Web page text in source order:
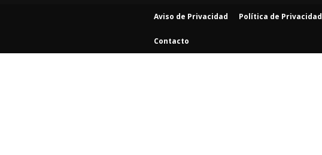
Aviso de Privacidad Política de Privacidad
Contacto